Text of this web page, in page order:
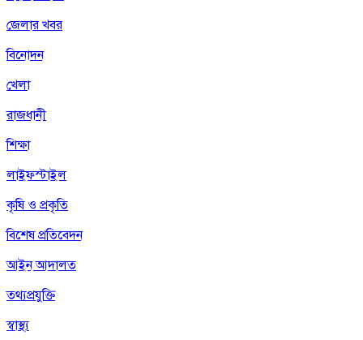
জেলার খবর
বিনোদন
খেলা
রাজধানী
শিক্ষা
লাইফস্টাইল
কৃষি ও প্রকৃতি
বিশেষ প্রতিবেদন
আইন আদালত
তথ্যপ্রযুক্তি
স্বাস্থ্য